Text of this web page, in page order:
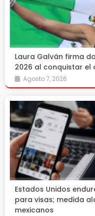
Laura Galván firma
2026 al conquistar el
Agosto 7, 2026
Estados Unidos
para visas; medida
mexicanos